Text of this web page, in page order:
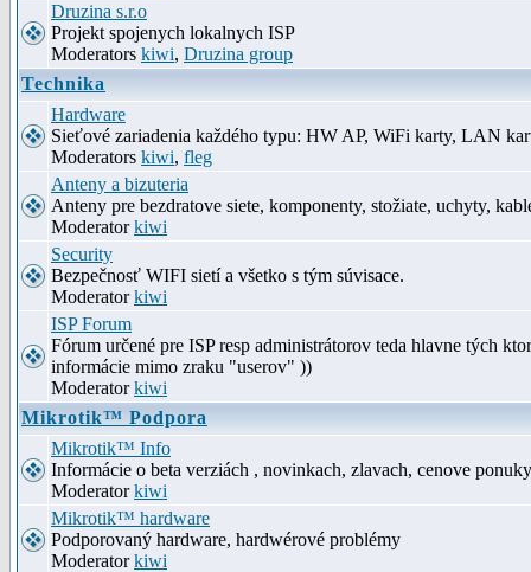
Druzina s.r.o
Projekt spojenych lokalnych ISP
Moderators kiwi, Druzina group
Technika
Hardware
Sieťové zariadenia každého typu: HW AP, WiFi karty, LAN
Moderators kiwi, fleg
Anteny a bizuteria
Anteny pre bezdratove siete, komponenty, stožiate, uchyty,
Moderatorkiwi
Security
Bezpečnosť WIFI sietí a všetko s tým súvisace.
Moderatorkiwi
ISP Forum
Fórum určené pre ISP resp administrátorov teda hlavne tých
informácie mimo zraku "userov" ))
Moderatorkiwi
Mikrotik™ Podpora
Mikrotik™ Info
Informácie o beta verziách , novinkach, zlavach, cenove ponuky
Moderatorkiwi
Mikrotik™ hardware
Podporovaný hardware, hardwérové problémy
Moderatorkiwi